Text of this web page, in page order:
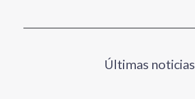
Últimas noticias